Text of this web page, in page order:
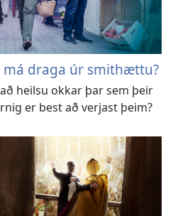
má draga úr smithættu?
heilsu okkar þar sem þeir
er best að verjast þeim?